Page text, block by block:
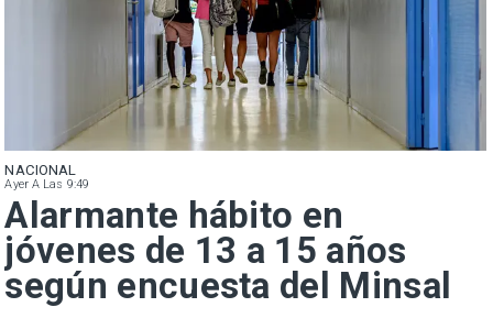
NACIONAL
Ayer A Las 9:49
Alarmante hábito en
jóvenes de 13 a 15 años
según encuesta del Minsal